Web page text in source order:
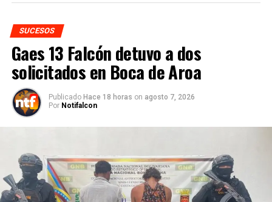
SUCESOS
Gaes 13 Falcón detuvo a dos
solicitados en Boca de Aroa
Publicado Hace 18 horas on agosto 7, 2026
Por Notifalcon